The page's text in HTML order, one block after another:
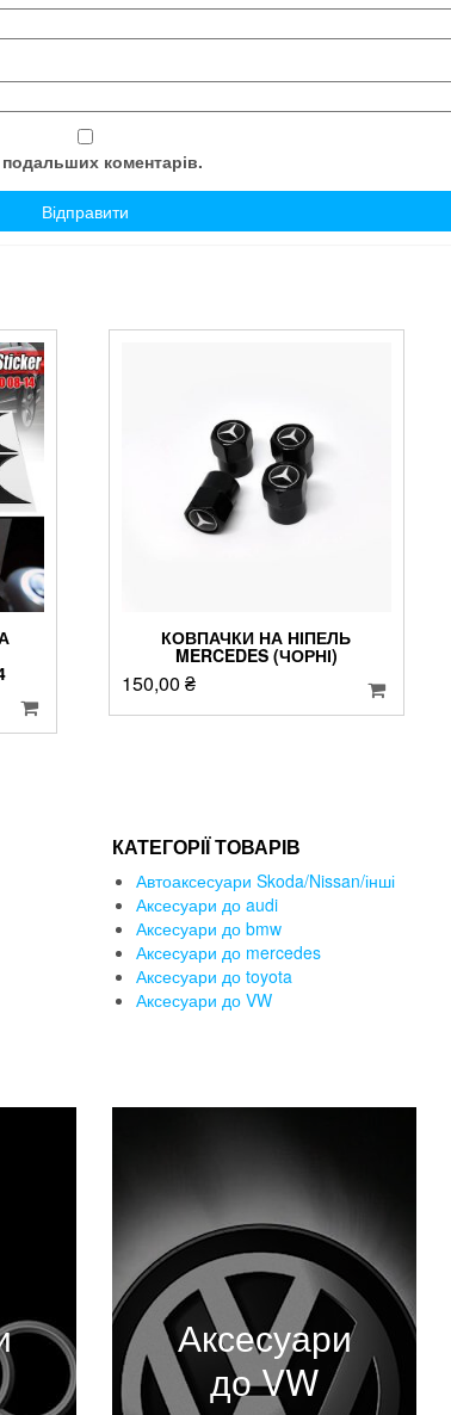
коментарів.
КОВПАЧКИ НА НІПЕЛЬ
MERCEDES (ЧОРНІ)
150,00 ₴
КАТЕГОРІЇ ТОВАРІВ
Автоаксесуари Skoda/Nissan/інші
Аксесуари до audi
Аксесуари до bmw
Аксесуари до mercedes
Аксесуари до toyota
Аксесуари до VW
Аксесуари
до VW